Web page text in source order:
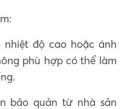
độ cao hoặc ánh
phù hợp có thể làm
bảo quản từ nhà sản